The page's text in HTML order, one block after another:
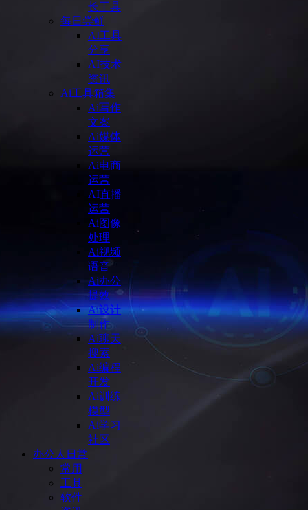
长工具
每日尝鲜
AI工具
分享
AI技术
资讯
Ai工具箱集
Ai写作
文案
Ai媒体
运营
Ai电商
运营
AI直播
运营
Ai图像
处理
Ai视频
语音
Ai办公
提效
Ai设计
制作
Ai聊天
搜索
Ai编程
开发
Ai训练
模型
Ai学习
社区
办公人日常
常用
工具
软件